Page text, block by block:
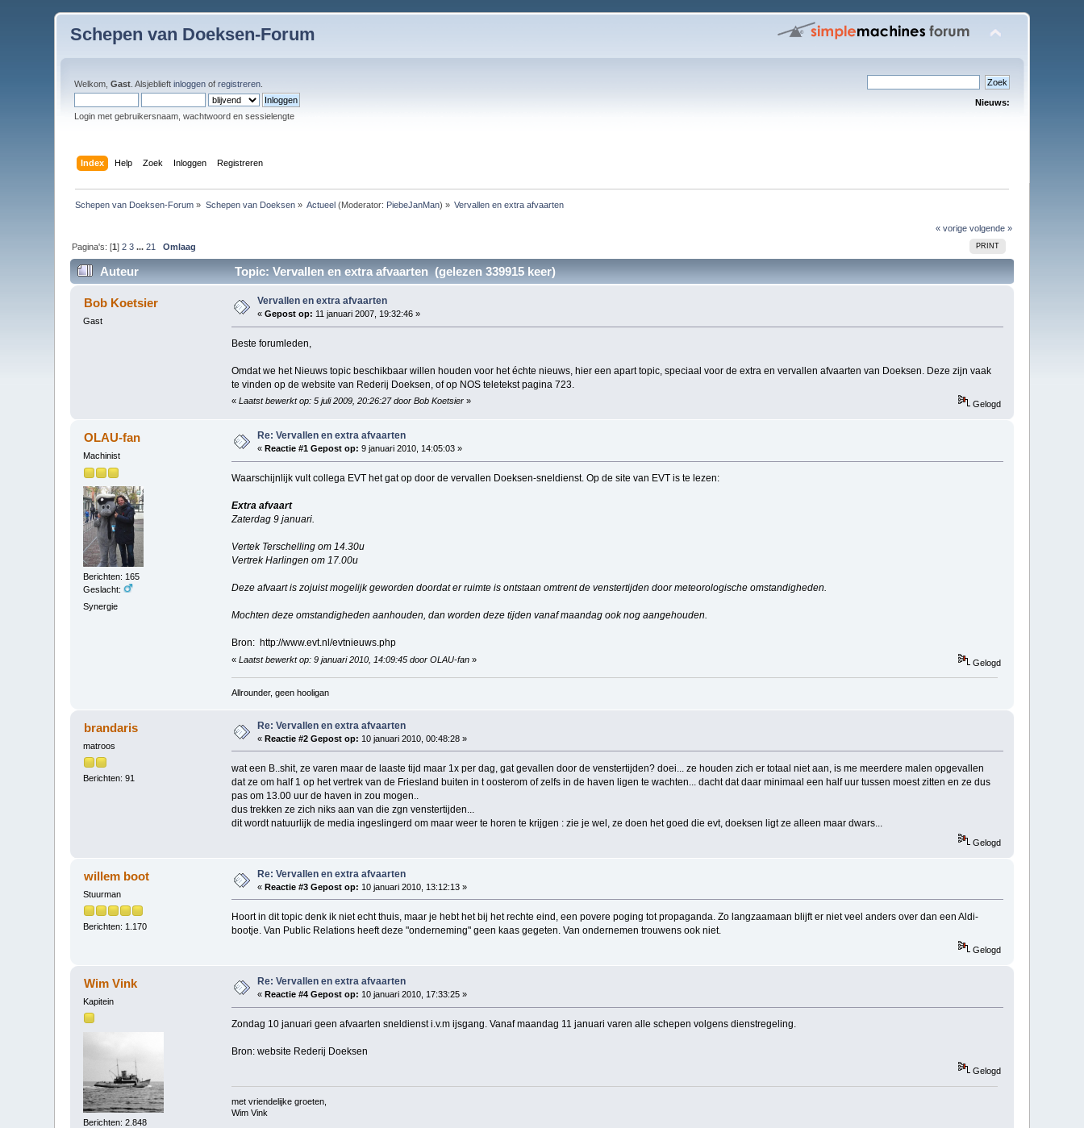
Schepen van Doeksen-Forum
Welkom,Gast . Alsjeblieftinloggen ofregistreren
Login met gebruikersnaam, wachtwoord en sessielengte
Nieuws:
Index Help Zoek Inloggen Registreren
Schepen van Doeksen-Forum » Schepen van Doeksen» Actueel (Moderator: PiebeJanMan) » Vervallen en extra afvaarten
« vorige volgende »
PRINT
Pagina's: [1]2 3 ...21 Omlaag
Auteur Topic: Vervallen en extra afvaarten (gelezen 339915 keer)
Bob Koetsier
Gast
Vervallen en extra afvaarten
«Gepost op: 11 januari 2007, 19:32:46 »
Beste forumleden,
Omdat we het Nieuws topic beschikbaar willen houden voor het échte nieuws, hier een apart topic, speciaal voor de extra en vervallen afvaarten van Doeksen. Deze zijn vaak
te vinden op de website van Rederij Doeksen, of op NOS teletekst pagina 723.
« Laatst bewerkt op: 5 juli 2009, 20:26:27 door Bob Koetsier» Gelogd
OLAU-fan
Machinist
Berichten: 165
Geslacht:
Synergie
Re: Vervallen en extra afvaarten
« Reactie #1 Gepost op: 9 januari 2010, 14:05:03 »
Waarschijnlijk vult collega EVT het gat op door de vervallen Doeksen-sneldienst. Op de site van EVT is te lezen:
Extra afvaart
Zaterdag 9 januari.
Vertek Terschelling om 14.30u
Vertrek Harlingen om 17.00u
Deze afvaart is zojuist mogelijk geworden doordat er ruimte is ontstaan omtrent de venstertijden door meteorologische omstandigheden.
Mochten deze omstandigheden aanhouden, dan worden deze tijden vanaf maandag ook nog aangehouden.
Bron: http://www.evt.nl/evtnieuws.php
« Laatst bewerkt op: 9 januari 2010, 14:09:45 door OLAU-fan» Gelogd
Allrounder, geen hooligan
brandaris
matroos
Berichten: 91
Re: Vervallen en extra afvaarten
«Reactie #2 Gepost op: 10 januari 2010, 00:48:28 »
wat een B..shit, ze varen maar de laaste tijd maar 1x per dag, gat gevallen door de venstertijden? doei... ze houden zich er totaal niet aan, is me meerdere malen opgevallen
dat ze om half 1 op het vertrek van de Friesland buiten in t oosterom of zelfs in de haven ligen te wachten... dacht dat daar minimaal een half uur tussen moest zitten en ze dus
pas om 13.00 uur de haven in zou mogen..
dus trekken ze zich niks aan van die zgn venstertijden...
dit wordt natuurlijk de media ingeslingerd om maar weer te horen te krijgen : zie je wel, ze doen het goed die evt, doeksen ligt ze alleen maar dwars...
Gelogd
willem boot
Stuurman
Berichten: 1.170
Re: Vervallen en extra afvaarten
«Reactie #3 Gepost op: 10 januari 2010, 13:12:13 »
Hoort in dit topic denk ik niet echt thuis, maar je hebt het bij het rechte eind, een povere poging tot propaganda. Zo langzaamaan blijft er niet veel anders over dan een Aldi-
bootje. Van Public Relations heeft deze "onderneming" geen kaas gegeten. Van ondernemen trouwens ook niet.
Gelogd
Wim Vink
Kapitein
Berichten: 2.848
Re: Vervallen en extra afvaarten
«Reactie #4 Gepost op: 10 januari 2010, 17:33:25 »
Zondag 10 januari geen afvaarten sneldienst i.v.m ijsgang. Vanaf maandag 11 januari varen alle schepen volgens dienstregeling.
Bron: website Rederij Doeksen
Gelogd
met vriendelijke groeten,
Wim Vink